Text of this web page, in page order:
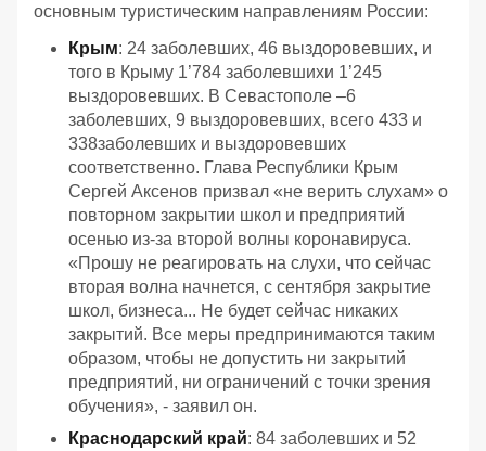
основным туристическим направлениям России:
Крым: 24 заболевших, 46 выздоровевших, и
того в Крыму 1’784 заболевшихи 1’245
выздоровевших. В Севастополе –6
заболевших, 9 выздоровевших, всего 433 и
338заболевших и выздоровевших
соответственно. Глава Республики Крым
Сергей Аксенов призвал «не верить слухам» о
повторном закрытии школ и предприятий
осенью из-за второй волны коронавируса.
«Прошу не реагировать на слухи, что сейчас
вторая волна начнется, с сентября закрытие
школ, бизнеса... Не будет сейчас никаких
закрытий. Все меры предпринимаются таким
образом, чтобы не допустить ни закрытий
предприятий, ни ограничений с точки зрения
обучения», - заявил он.
Краснодарский край: 84 заболевших и 52